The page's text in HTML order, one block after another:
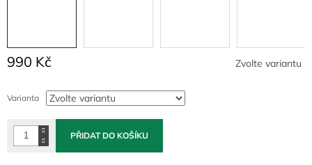
990 Kč
cena:
Zvolte variantu
Varianta
PŘIDAT DO KOŠÍKU